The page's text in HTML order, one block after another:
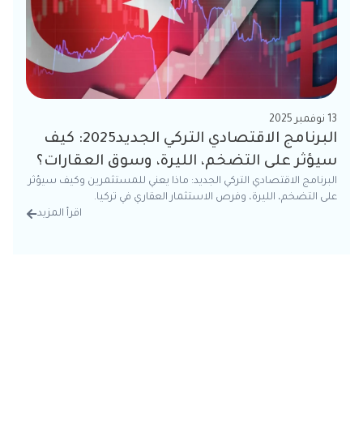
13 نوفمبر 2025
البرنامج الاقتصادي التركي الجديد2025: كيف
سيؤثر على التضخم، الليرة، وسوق العقارات؟
البرنامج الاقتصادي التركي الجديد: ماذا يعني للمستثمرين وكيف سيؤثر
على التضخم، الليرة، وفرص الاستثمار العقاري في تركيا.
اقرأ المزيد